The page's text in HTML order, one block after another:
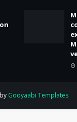
Gooyaabi Templates